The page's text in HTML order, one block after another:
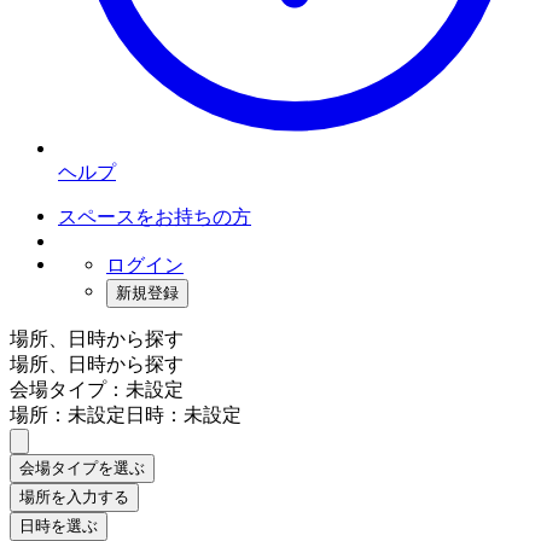
ヘルプ
スペースをお持ちの方
ログイン
新規登録
場所、日時から探す
場所、日時から探す
会場タイプ：未設定
場所：未設定日時：未設定
会場タイプを選ぶ
場所を入力する
日時を選ぶ